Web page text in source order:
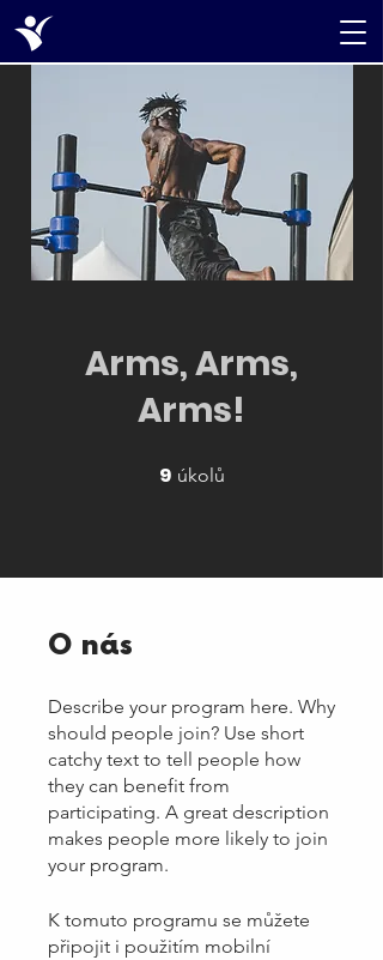
Arms, Arms,
Arms!
9 úkolů
O nás
Describe your program here. Why
should people join? Use short
catchy text to tell people how
they can benefit from
participating. A great description
makes people more likely to join
your program.
K tomuto programu se můžete
připojit i použitím mobilní